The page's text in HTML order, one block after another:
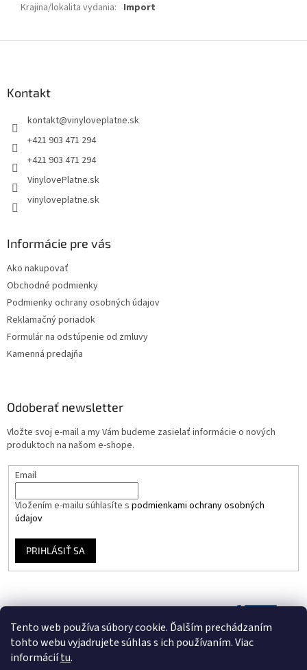
Tento web používa súbory cookie. Ďalším prechádzaním
tohto webu vyjadrujete súhlas s ich používaním. Viac
informáciítu.
Krajina/lokalita vydania: Import
Kontakt
kontakt@vinyloveplatne.sk
+421 903 471 294
+421 903 471 294
VinylovePlatne.sk
vinyloveplatne.sk
Informácie pre vás
Ako nakupovať
Obchodné podmienky
Podmienky ochrany osobných údajov
Reklamačný poriadok
Formulár na odstúpenie od zmluvy
Kamenná predajňa
Odoberať newsletter
Vložte svoj e-mail a my Vám budeme zasielať informácie o nových
produktoch na našom e-shope.
Email
Vložením e-mailu súhlasíte s podmienkami ochrany osobných
údajov
PRIHLÁSIŤ SA